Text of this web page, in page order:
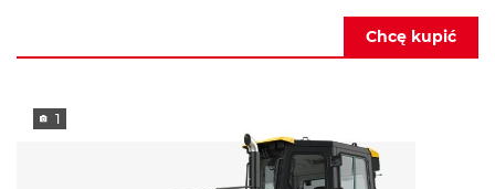
Chcę kupić
1